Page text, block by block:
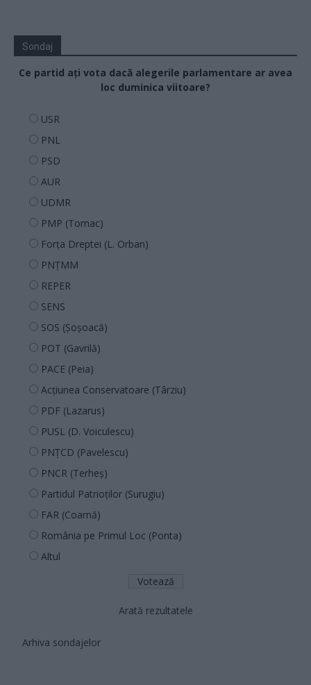
Sondaj
Ce partid ați vota dacă alegerile parlamentare ar avea
loc duminica viitoare?
USR
PNL
PSD
AUR
UDMR
PMP (Tomac)
Forța Dreptei (L. Orban)
PNȚMM
REPER
SENS
SOS (Șoșoacă)
POT (Gavrilă)
PACE (Peia)
Acțiunea Conservatoare (Târziu)
PDF (Lazarus)
PUSL (D. Voiculescu)
PNȚCD (Pavelescu)
PNCR (Terheș)
Partidul Patrioților (Surugiu)
FAR (Coarnă)
România pe Primul Loc (Ponta)
Altul
Arată rezultatele
Arhiva sondajelor